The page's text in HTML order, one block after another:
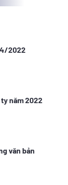
4/2022
năm 2022
văn bản